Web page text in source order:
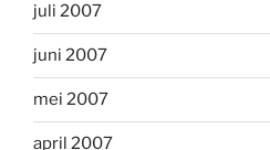
juli 2007
juni 2007
mei 2007
april 2007